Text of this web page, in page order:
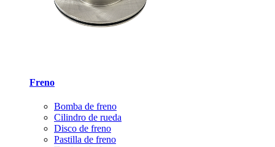
Freno
Bomba de freno
Cilindro de rueda
Disco de freno
Pastilla de freno